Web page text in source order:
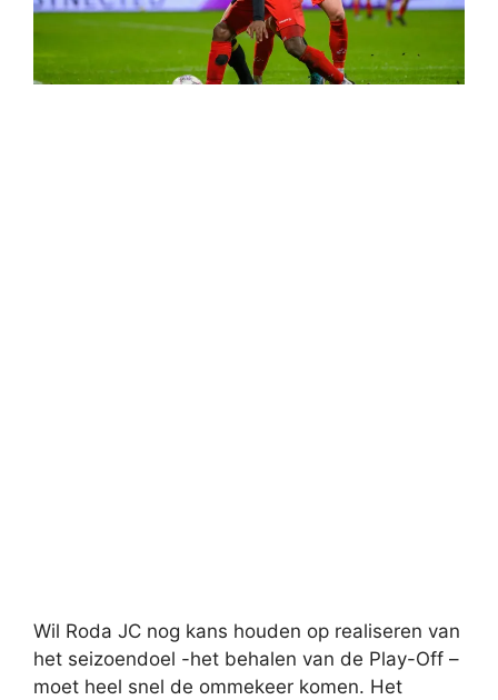
Wil Roda JC nog kans houden op realiseren van
het seizoendoel -het behalen van de Play-Off –
moet heel snel de ommekeer komen. Het